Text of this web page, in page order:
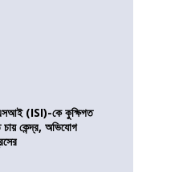
(ISI)-কে কুক্ষিগত
কেন্দ্র, অভিযোগ